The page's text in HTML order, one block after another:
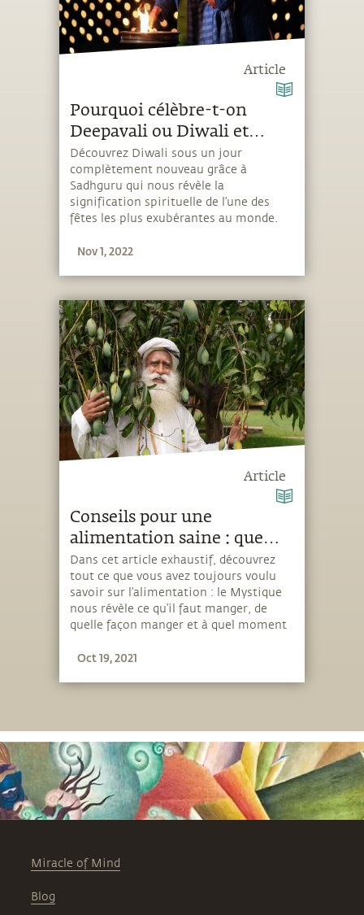
Article
Pourquoi célèbre-t-on
Deepavali ou Diwali et
quelle est la signification de
cette fête ?
Découvrez Diwali sous un jour
complètement nouveau grâce à
Sadhguru qui nous révèle la
signification spirituelle de l’une des
fêtes les plus exubérantes au monde.
Nov 1, 2022
Article
Conseils pour une
alimentation saine : que
faut-il manger, quand et de
quelle façon ?
Dans cet article exhaustif, découvrez
tout ce que vous avez toujours voulu
savoir sur l’alimentation : le Mystique
nous révèle ce qu’il faut manger, de
quelle façon manger et à quel moment
Oct 19, 2021
Miracle of Mind
Blog